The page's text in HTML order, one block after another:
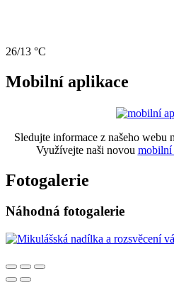
26/13 °C
Mobilní aplikace
Sledujte informace z našeho webu
Využívejte naši novou
Fotogalerie
Náhodná fotogalerie